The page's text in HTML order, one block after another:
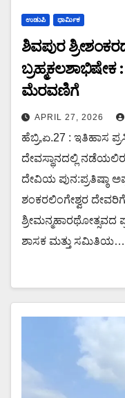
ಉಡುಪಿ ಧಾರ್ಮಿಕ
ಶಿವಪುರ
ಮೆರವಣಿಗೆ
APRIL 27, 2026
ಹೆಬ್ರಿ,ಏ.27 : ಇತಿಹಾಸ
ದೇವಸ್ಥಾನದಲ್ಲಿ
ದೇವಿಯ ಪುನ:ಪ್ರತಿಷ್ಠಾ
ಶಂಕರಲಿಂಗೇಶ್ವರ
ಶಾಸಕ ಮತ್ತು ಸಮಿತಿಯ…